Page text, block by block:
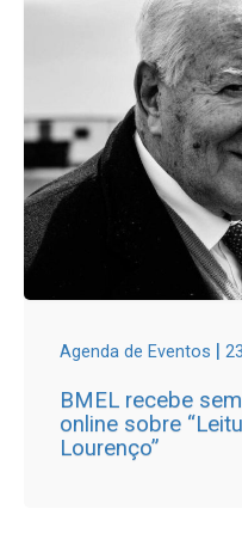
Agenda de Eventos |
BMEL recebe
online sobre
Lourenço”